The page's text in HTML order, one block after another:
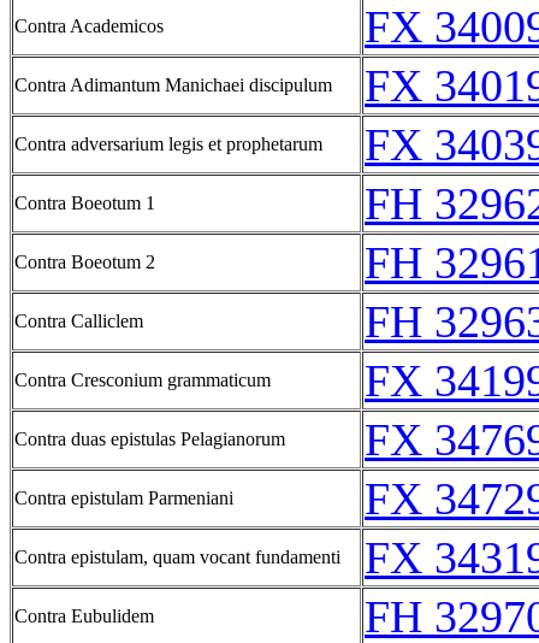
Contra Academicos FX
Contra Adimantum Manichaei discipulum FX
Contra adversarium legis et prophetarum FX
Contra Boeotum 1 FH
Contra Boeotum 2 FH
Contra Calliclem FH
Contra Cresconium grammaticum FX
Contra duas epistulas Pelagianorum FX
Contra epistulam Parmeniani FX
Contra epistulam, quam vocant fundamenti FX
Contra Eubulidem FH